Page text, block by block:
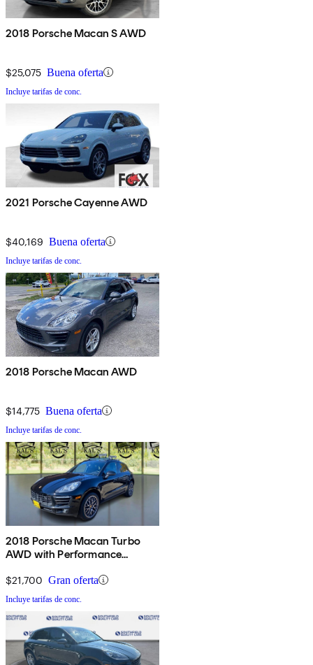
2018 Porsche Macan S AWD
$25,075 Buena oferta
Incluye tarifas de conc.
2021 Porsche Cayenne AWD
$40,169 Buena oferta
Incluye tarifas de conc.
2018 Porsche Macan AWD
$14,775 Buena oferta
Incluye tarifas de conc.
2018 Porsche Macan Turbo
AWD with Performance
$21,700 Gran oferta
Incluye tarifas de conc.